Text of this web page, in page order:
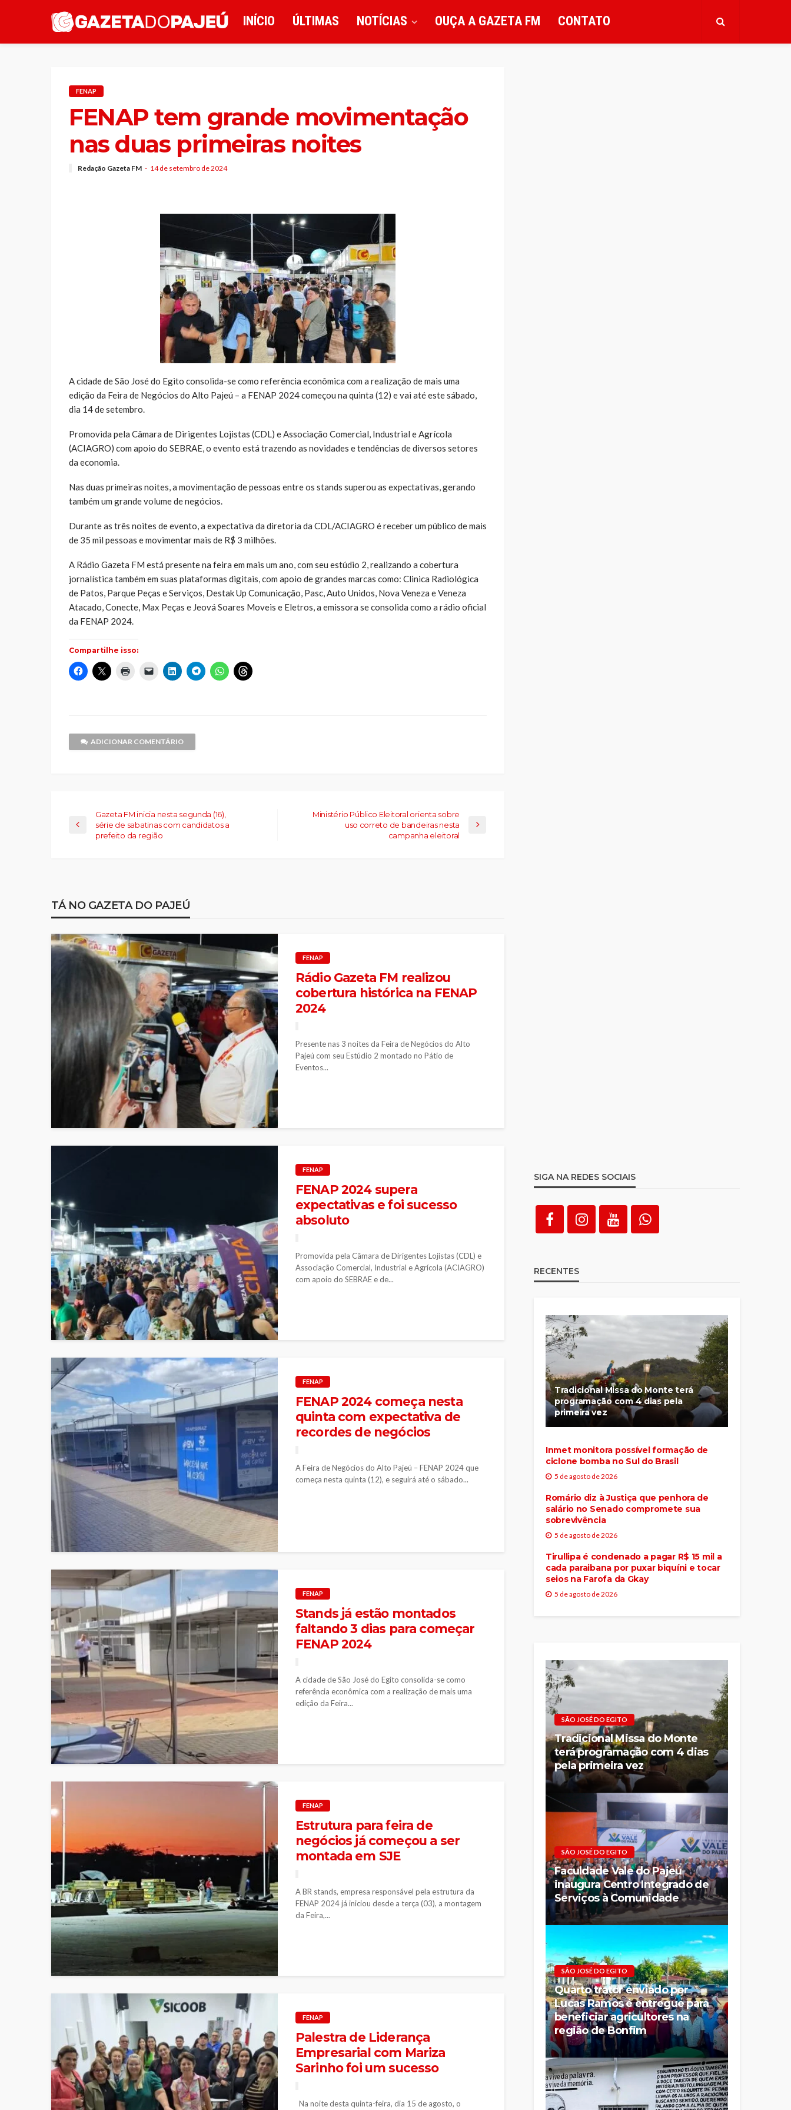
INÍCIO ÚLTIMAS NOTÍCIAS OUÇA A GAZETA FM CONTATO
FENAP
FENAP tem grande movimentação
nas duas primeiras noites
Redação Gazeta FM 14 de setembro de 2024
A cidade de São José do Egito consolida-se como referência econômica com a realização de mais uma
edição da Feira de Negócios do Alto Pajeú – a FENAP 2024 começou na quinta (12) e vai até este sábado,
dia 14 de setembro.
Promovida pela Câmara de Dirigentes Lojistas (CDL) e Associação Comercial, Industrial e Agrícola
(ACIAGRO) com apoio do SEBRAE, o evento está trazendo as novidades e tendências de diversos setores
da economia.
Nas duas primeiras noites, a movimentação de pessoas entre os stands superou as expectativas, gerando
também um grande volume de negócios.
Durante as três noites de evento, a expectativa da diretoria da CDL/ACIAGRO é receber um público de mais
de 35 mil pessoas e movimentar mais de R$ 3 milhões.
A Rádio Gazeta FM está presente na feira em mais um ano, com seu estúdio 2, realizando a cobertura
jornalística também em suas plataformas digitais, com apoio de grandes marcas como: Clinica Radiológica
de Patos, Parque Peças e Serviços, Destak Up Comunicação, Pasc, Auto Unidos, Nova Veneza e Veneza
Atacado, Conecte, Max Peças e Jeová Soares Moveis e Eletros, a emissora se consolida como a rádio oficial
da FENAP 2024.
Compartilhe isso:
Clique
para
Clique
para
Clique
para
Clique
para
um
amigo(abre
em
Clique
para
Clique
para
Clique
para
Clique
para
ADICIONAR COMENTÁRIO
Gazeta FM inicia nesta segunda (16),
série de sabatinas com candidatos a
prefeito da região
Ministério Público Eleitoral orienta sobre
uso correto de bandeiras nesta
campanha eleitoral
TÁ NO GAZETA DO PAJEÚ
FENAP
Rádio Gazeta FM realizou
cobertura histórica na FENAP
2024
Presente nas 3 noites da Feira de Negócios do Alto
Pajeú com seu Estúdio 2 montado no Pátio de
Eventos...
FENAP
FENAP 2024 supera
expectativas e foi sucesso
absoluto
Promovida pela Câmara de Dirigentes Lojistas (CDL) e
Associação Comercial, Industrial e Agrícola (ACIAGRO)
com apoio do SEBRAE e de...
FENAP
FENAP 2024 começa nesta
quinta com expectativa de
recordes de negócios
A Feira de Negócios do Alto Pajeú – FENAP 2024 que
começa nesta quinta (12), e seguirá até o sábado...
FENAP
Stands já estão montados
faltando 3 dias para começar
FENAP 2024
A cidade de São José do Egito consolida-se como
referência econômica com a realização de mais uma
edição da Feira...
FENAP
Estrutura para feira de
negócios já começou a ser
montada em SJE
A BR stands, empresa responsável pela estrutura da
FENAP 2024 já iniciou desde a terça (03), a montagem
da Feira,...
FENAP
Palestra de Liderança
Empresarial com Mariza
Sarinho foi um sucesso
Na noite desta quinta-feira, dia 15 de agosto, o
SIGA NA REDES SOCIAIS
RECENTES
Tradicional Missa do Monte terá
programação com 4 dias pela
primeira vez
Inmet monitora possível formação de
ciclone bomba no Sul do Brasil
5 de agosto de 2026
Romário diz à Justiça que penhora de
salário no Senado compromete sua
sobrevivência
5 de agosto de 2026
Tirullipa é condenado a pagar R$ 15 mil a
cada paraibana por puxar biquíni e tocar
seios na Farofa da Gkay
5 de agosto de 2026
SÃO JOSÉ DO EGITO
Tradicional Missa do Monte
terá programação com 4 dias
pela primeira vez
SÃO JOSÉ DO EGITO
Faculdade Vale do Pajeú
inaugura Centro Integrado de
Serviços à Comunidade
SÃO JOSÉ DO EGITO
Quarto trator enviado por
Lucas Ramos é entregue para
beneficiar agricultores na
região de Bonfim